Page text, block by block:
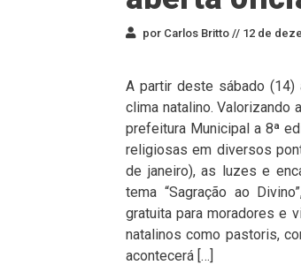
por Carlos Britto // 12 de
A partir deste sábado (14)
clima natalino. Valorizando
prefeitura Municipal a 8ª
religiosas em diversos
de janeiro), as luzes e
tema “Sagração ao
gratuita para moradores e
natalinos como pastoris,
acontecerá […]